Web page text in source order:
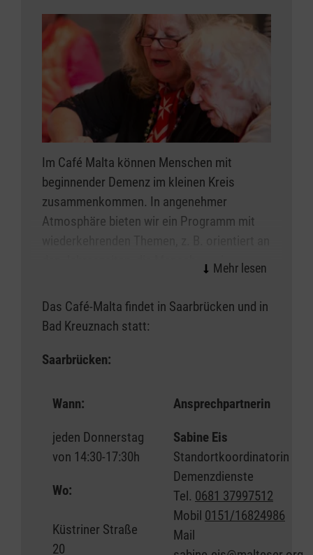
Im Café Malta können Menschen mit
beginnender Demenz im kleinen Kreis
zusammenkommen. In angenehmer
Atmosphäre bieten wir ein Programm mit
den Jahreszeiten, die Menschen mit
vermitteln. Durch Aktivitäten in der Gruppe
erfahren Menschen mit Demenz
geglaubte oder bisher unbekannte
durch das gemeinsame Tun reaktiviert
Dies geschieht unter der Leitung einer
Fachkraft und mit geschulten
Ehrenamtlichen. In kleinen Gruppen ist eine
individuelle Begleitung jedes einzelnen
Gastes möglich. Gleichzeitig erfahren die
Angehörigen für ein paar Stunden
Das Café-Malta findet in Saarbrücken und in
Bad Kreuznach statt:
Saarbrücken:
Wann:
jeden Donnerstag
von 14:30-17:30h
Wo:
Küstriner Straße
20
Ansprechpartnerin
Sabine Eis
Standortkoordinatorin
Demenzdienste
Tel. 0681 37997512
Mobil 0151/16824986
Mail